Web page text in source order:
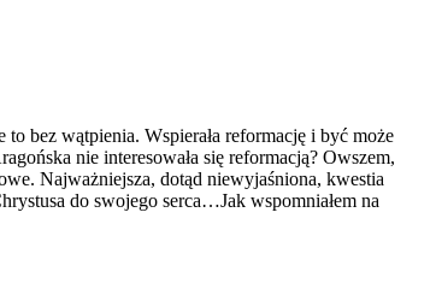
bez wątpienia. Wspierała reformację i być może
nie interesowała się reformacją? Owszem,
Najważniejsza, dotąd niewyjaśniona, kwestia
do swojego serca…Jak wspomniałem na